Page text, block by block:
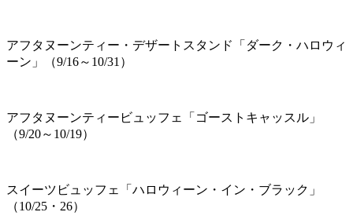
アフタヌーンティー・デザートスタンド「ダーク・ハロウィ
ーン」（9/16～10/31）
アフタヌーンティービュッフェ「ゴーストキャッスル」
（9/20～10/19）
スイーツビュッフェ「ハロウィーン・イン・ブラック」
（10/25・26）